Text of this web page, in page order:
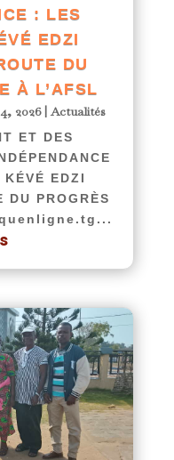
: LES
EDZI
DU
À L’AFSL
2026|Actualités
ET DES
EDZI
DU PROGRÈS